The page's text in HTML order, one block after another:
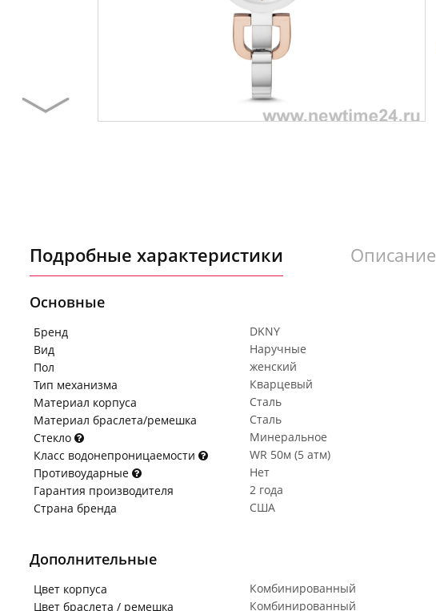
Подробные характеристики Описание
Основные
Бренд
DKNY
Вид
Наручные
Пол
женский
Тип механизма
Кварцевый
Материал корпуса
Сталь
Материал браслета/ремешка
Сталь
Стекло
Минеральное
Класс водонепроницаемости
WR 50м (5 атм)
Противоударные
Нет
Гарантия производителя
2 года
Страна бренда
США
Дополнительные
Цвет корпуса
Комбинированный
Цвет браслета / ремешка
Комбинированный